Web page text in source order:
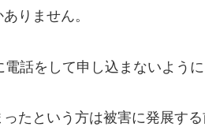
りません。
話をして申し込まないように
たという方は被害に発展す